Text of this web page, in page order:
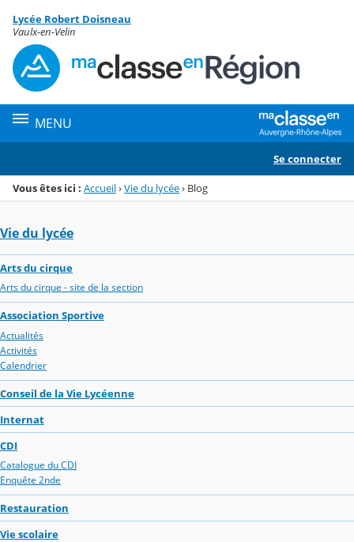
Menu de la rubrique
Contenu
Lycée Robert Doisneau
Vaulx-en-Velin
MENU
Se connecter
Vous êtes ici : Accueil›Vie du lycée› Blog
Vie du lycée
Arts du cirque
Arts du cirque - site de la section
Association Sportive
Actualités
Activités
Calendrier
Conseil de la Vie Lycéenne
Internat
CDI
Catalogue du CDI
Enquête 2nde
Restauration
Vie scolaire